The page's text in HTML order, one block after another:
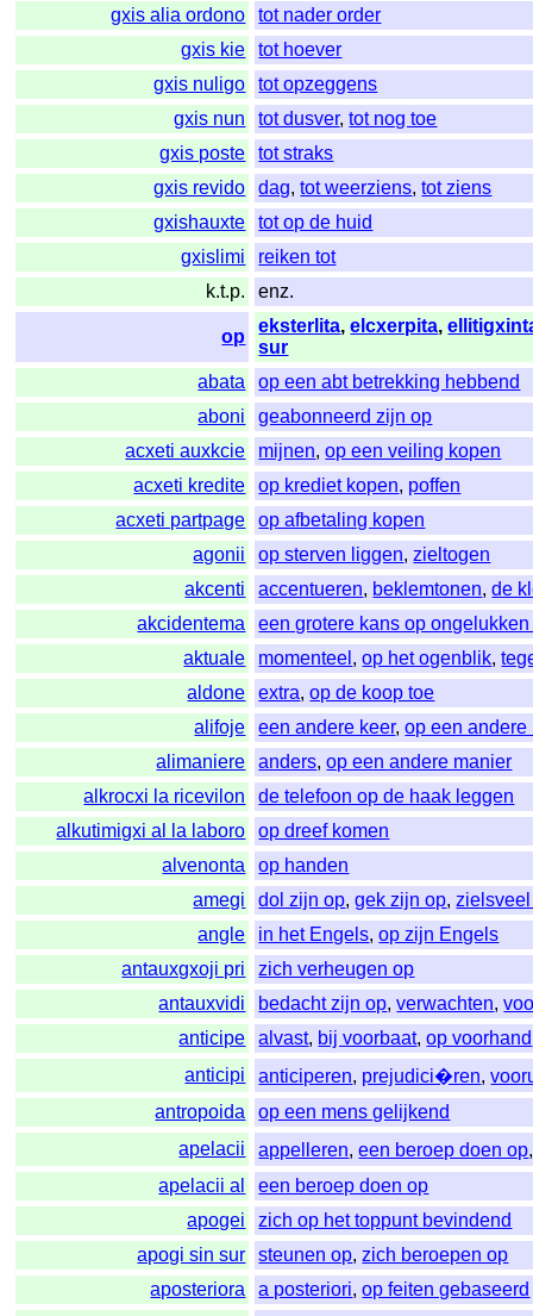
gxis alia ordono
tot nader order
gxis kie
tot hoever
gxis nuligo
tot opzeggens
gxis nun
tot dusver,tot nog toe
gxis poste
tot straks
gxis revido
dag,tot weerziens,tot ziens
gxishauxte
tot op de huid
gxislimi
reiken tot
k.t.p.
enz.
op
eksterlita,elcxerpita,
sur
abata
op een abt betrekking hebbend
aboni
geabonneerd zijn op
acxeti auxkcie
mijnen,op een veiling kopen
acxeti kredite
op krediet kopen, poffen
acxeti partpage
op afbetaling kopen
agonii
op sterven liggen,zieltogen
akcenti
accentueren, beklemtonen,de
akcidentema
een grotere kans op
aktuale
momenteel ,op het ogenblik,
aldone
extra,op de koop toe
alifoje
een andere keer,op een andere
alimaniere
anders,op een andere manier
alkrocxi la ricevilon
de telefoon op de haak leggen
alkutimigxi al la laboro
op dreef komen
alvenonta
op handen
amegi
dol zijn op,gek zijn op,
angle
in het Engels,op zijn Engels
antauxgxoji pri
zich verheugen op
antauxvidi
bedacht zijn op,verwachten,
anticipe
alvast, bij voorbaat,op voorhand
anticipi
anticiperen, prejudici�ren,
antropoida
op een mens gelijkend
apelacii
appelleren,een beroep doen op
apelacii al
een beroep doen op
apogei
zich op het toppunt bevindend
apogi sin sur
steunen op,zich beroepen op
aposteriora
a posteriori,op feiten gebaseerd